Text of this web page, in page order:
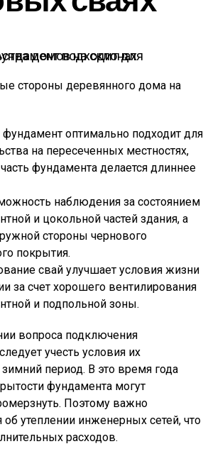
для строительства домов на склонах
стороны деревянного дома на
оптимально подходит для
на пересеченных местностях,
фундамента делается длиннее
наблюдения за состоянием
и цокольной частей здания, а
стороны чернового
покрытия.
свай улучшает условия жизни
за счет хорошего вентилирования
и подпольной зоны.
вопроса подключения
учесть условия их
период. В это время года
фундамента могут
Поэтому важно
об утеплении инженерных сетей, что
расходов.